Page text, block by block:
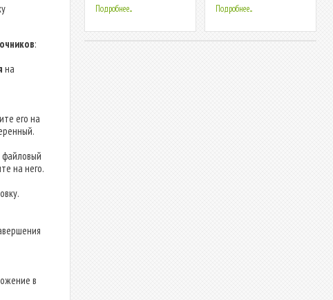
:
на
его на
файловый
на него.
в
Подробнее... Подробнее...